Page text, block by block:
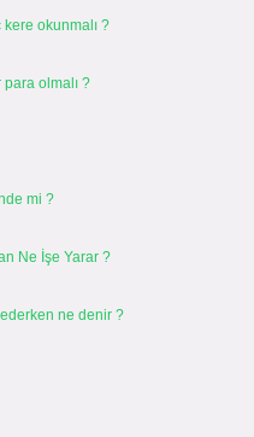
kere okunmalı ?
olmalı ?
mi ?
Ne İşe Yarar ?
ne denir ?